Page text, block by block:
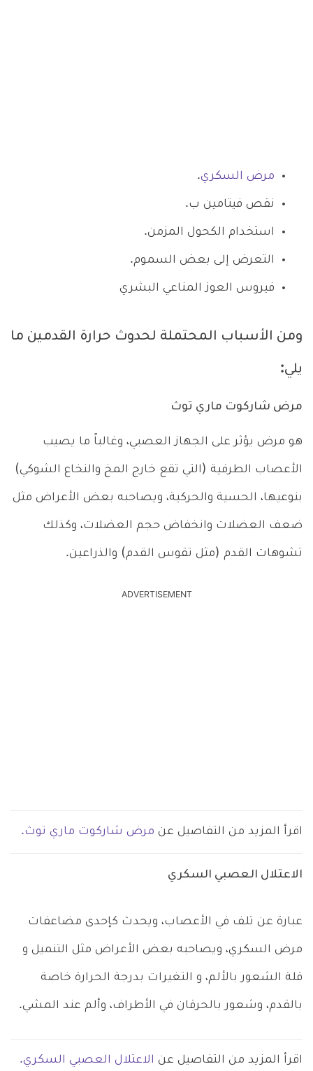
مرض السكري.
نقص فيتامين ب.
استخدام الكحول المزمن.
التعرض إلى بعض السموم.
فيروس العوز المناعي البشري
ومن الأسباب المحتملة لحدوث حرارة القدمين ما
يلي:
مرض شاركوت ماري توث
هو مرض يؤثر على الجهاز العصبي، وغالباً ما يصيب
الأعصاب الطرفية (التي تقع خارج المخ والنخاع الشوكي)
بنوعيها، الحسية والحركية، ويصاحبه بعض الأعراض مثل
ضعف العضلات وانخفاض حجم العضلات، وكذلك
تشوهات القدم (مثل تقوس القدم) والذراعين.
ADVERTISEMENT
اقرأ المزيد من التفاصيل عن مرض شاركوت ماري توث.
الاعتلال العصبي السكري
عبارة عن تلف في الأعصاب، ويحدث كإحدى مضاعفات
مرض السكري، ويصاحبه بعض الأعراض مثل التنميل و
قلة الشعور بالألم، و التغيرات بدرجة الحرارة خاصة
بالقدم، وشعور بالحرقان في الأطراف، وألم عند المشي.
اقرأ المزيد من التفاصيل عن الاعتلال العصبي السكري.